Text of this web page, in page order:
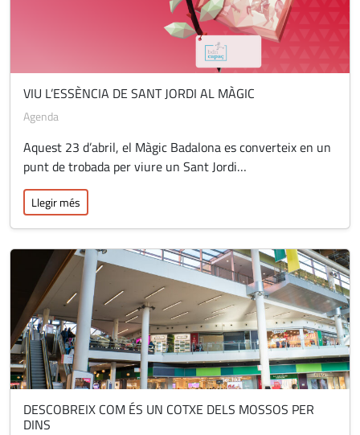
VIU L’ESSÈNCIA DE SANT JORDI AL MÀGIC
Agenda
Aquest 23 d’abril, el Màgic Badalona es converteix en un
punt de trobada per viure un Sant Jordi…
Llegir més
DESCOBREIX COM ÉS UN COTXE DELS MOSSOS PER
DINS